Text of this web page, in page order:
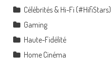
Célébrités & Hi-Fi (#HifiStars)
Gaming
Haute-Fidélité
Home Cinéma